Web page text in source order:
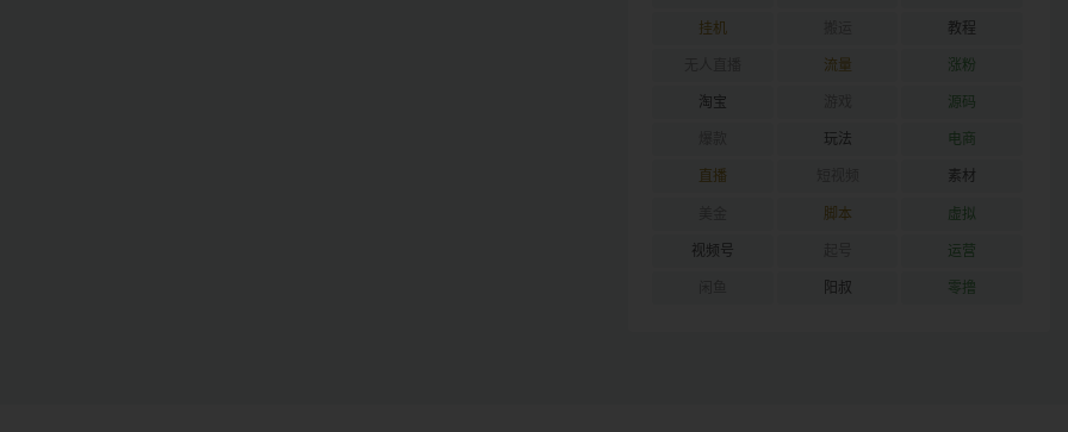
挂机 教程
流量 涨粉
淘宝 源码
玩法 电商
直播 素材
脚本 虚拟
视频号 运营
阳叔 零撸